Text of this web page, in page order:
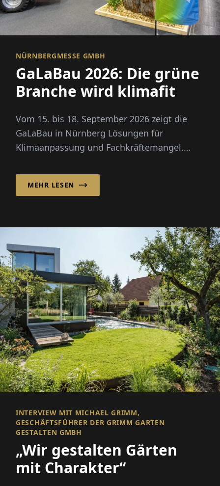
NÜRNBERGMESSE GMBH
GaLaBau 2026: Die grüne
Branche wird klimafit
Vom 15. bis 18. September 2026 zeigt die
GaLaBau in Nürnberg Lösungen für
Klimaanpassung und Fachkräftemangel.
Digitalisierung und KI.
MEHR LESEN
INTERVIEW MIT MICHAEL GRIMM,
GESCHÄFTSFÜHRER DER GRIMM GARTEN
GESTALTEN GMBH
„Wir gestalten Gärten
mit Charakter“